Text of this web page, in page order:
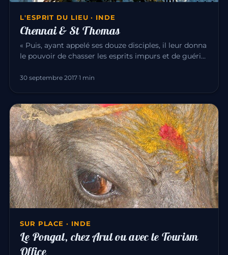
L'ESPRIT DU LIEU · INDE
Chennai & St Thomas
« Puis, ayant appelé ses douze disciples, il leur donna
le pouvoir de chasser les esprits impurs et de guérir
30 septembre 2017·1 min
SUR PLACE · INDE
Le Pongal, chez Arul ou avec le Tourism
Office